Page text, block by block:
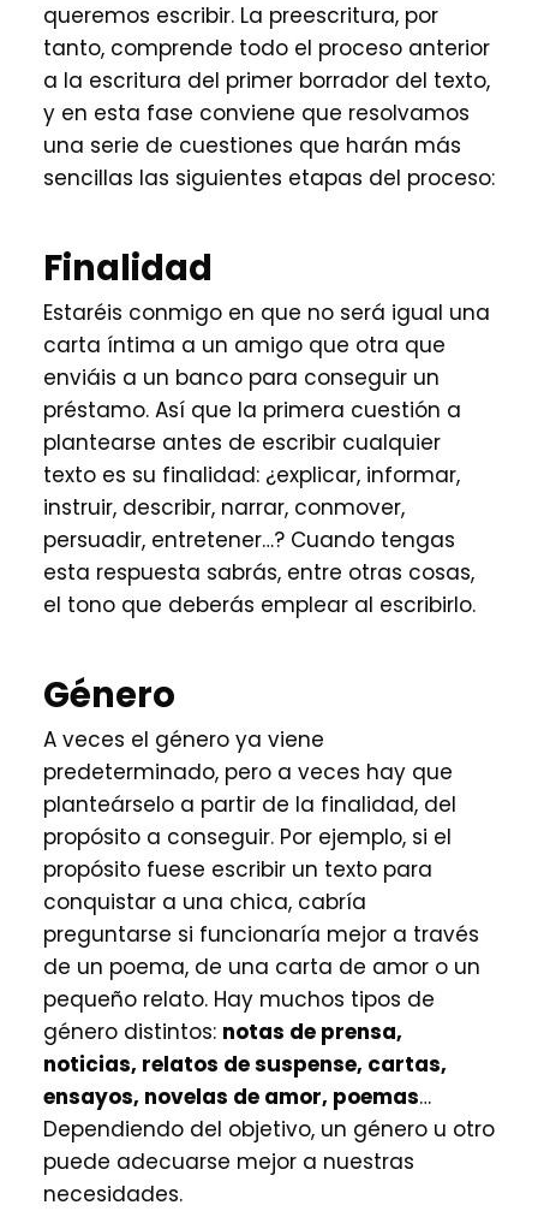
queremos escribir. La preescritura, por
tanto, comprende todo el proceso anterior
a la escritura del primer borrador del texto,
y en esta fase conviene que resolvamos
una serie de cuestiones que harán más
sencillas las siguientes etapas del proceso:
Finalidad
Estaréis conmigo en que no será igual una
carta íntima a un amigo que otra que
enviáis a un banco para conseguir un
préstamo. Así que la primera cuestión a
plantearse antes de escribir cualquier
texto es su finalidad: ¿explicar, informar,
instruir, describir, narrar, conmover,
persuadir, entretener…? Cuando tengas
esta respuesta sabrás, entre otras cosas,
el tono que deberás emplear al escribirlo.
Género
A veces el género ya viene
predeterminado, pero a veces hay que
planteárselo a partir de la finalidad, del
propósito a conseguir. Por ejemplo, si el
propósito fuese escribir un texto para
conquistar a una chica, cabría
preguntarse si funcionaría mejor a través
de un poema, de una carta de amor o un
pequeño relato. Hay muchos tipos de
género distintos: notas de prensa,
noticias, relatos de suspense, cartas,
ensayos, novelas de amor, poemas…
Dependiendo del objetivo, un género u otro
puede adecuarse mejor a nuestras
necesidades.